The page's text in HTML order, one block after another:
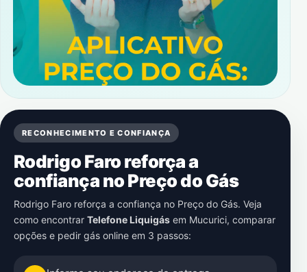
RECONHECIMENTO E CONFIANÇA
Rodrigo Faro reforça a
confiança no Preço do Gás
Rodrigo Faro reforça a confiança no Preço do Gás. Veja
como encontrar Telefone Liquigás em Mucurici, comparar
opções e pedir gás online em 3 passos: